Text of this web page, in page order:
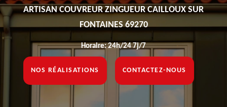
ARTISAN COUVREUR ZINGUEUR CAILLOUX SUR
FONTAINES 69270
Horaire: 24h/24 7j/7
NOS RÉALISATIONS CONTACTEZ-NOUS